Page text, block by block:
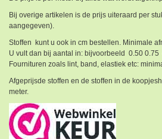
Bij overige artikelen is de prijs uiteraard per
aangegeven).
Stoffen kunt u ook in cm bestellen. Minimale
U vult dan bij aantal in: bijvoorbeeld 0.50 0.75
Fournituren zoals lint, band, elastiek etc:
Afgeprijsde stoffen en de stoffen in de
meter.